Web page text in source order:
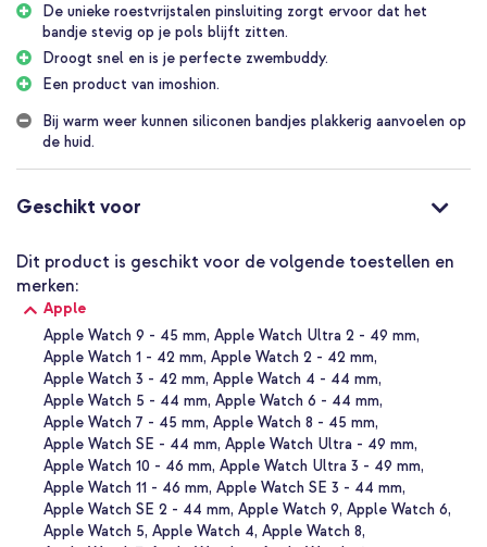
Waterbestendig en sneldrogend
Dankzij de volledige waterbestendigheid hoef je je geen zorgen te
maken over regen of zweet. Het bandje droogt ook direct op,
zodat je snel weer door kunt gaan met je dag. Ideaal om mee te
zwemmen, in de zee of het zwembad.
imoshion is sinds 2019 één van onze eigen merken! Wij proberen op
deze manier de klant tegemoet te komen in hun accessoire-
wensen in de breedste zin, of het nu gaat om een telefoonhoesje,
sluit aan bij de basisbehoefte van veel gebruikers en wordt
daarnaast ook nog eens voor een fijne prijs aangeboden!
Waarom het imoshion Siliconen⁺ bandje voor de Apple Watch?
Lichtgewicht en flexibel siliconen materiaal
Zacht siliconen geschikt om dag en nacht te gebruiken
Een unieke RVS pinsluiting met dubbele loop
Waterbestendig en direct droog: perfect voor om mee te
zwemmen
Geschikt voor Apple Watch Series 1-9, SE en Ultra
Een imoshion product
De unieke roestvrijstalen pinsluiting zorgt ervoor dat het
bandje stevig op je pols blijft zitten.
Droogt snel en is je perfecte zwembuddy.
Een product van imoshion.
Bij warm weer kunnen siliconen bandjes plakkerig aanvoelen op
de huid.
Geschikt voor
Dit product is geschikt voor de volgende toestellen en
merken:
Apple
Apple Watch 9 - 45 mm Apple Watch Ultra 2 - 49 mm
Apple Watch 1 - 42 mm Apple Watch 2 - 42 mm
Apple Watch 3 - 42 mm Apple Watch 4 - 44 mm
Apple Watch 5 - 44 mm Apple Watch 6 - 44 mm
Apple Watch 7 - 45 mm Apple Watch 8 - 45 mm
Apple Watch SE - 44 mm Apple Watch Ultra - 49 mm
Apple Watch 10 - 46 mm Apple Watch Ultra 3 - 49 mm
Apple Watch 11 - 46 mm Apple Watch SE 3 - 44 mm
Apple Watch SE 2 - 44 mm Apple Watch 9 Apple Watch 6
Apple Watch 5 Apple Watch 4 Apple Watch 8